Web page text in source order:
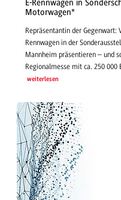
E-Rennwagen in
Motorwagen"
Repräsentantin der Gegenwart:
Rennwagen in der
Mannheim präsentieren – und
Regionalmesse mit ca. 250
weiterlesen